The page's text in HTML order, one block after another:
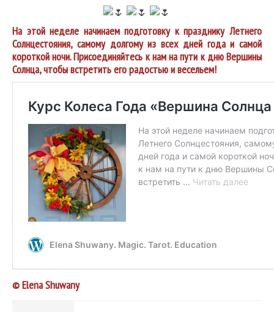
На этой неделе начинаем подготовку к празднику Летнего
Солнцестояния, самому долгому из всех дней года и самой
короткой ночи. Присоединяйтесь к нам на пути к дню Вершины
Солнца, чтобы встретить его радостью и весельем!
© Elena Shuwany